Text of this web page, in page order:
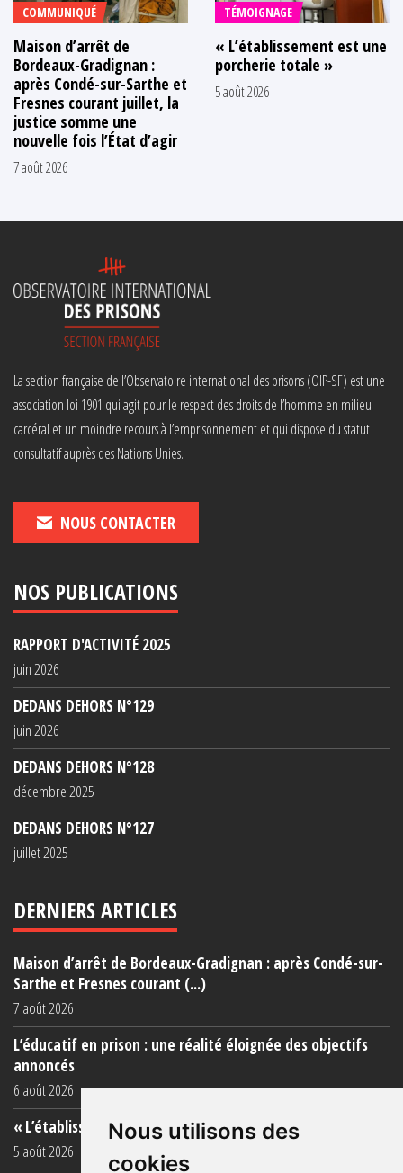
Nous utilisons des
cookies
COMMUNIQUÉ
Maison d’arrêt de
Bordeaux-Gradignan :
après Condé-sur-Sarthe et
Fresnes courant juillet, la
justice somme une
nouvelle fois l’État d’agir
7 août 2026
TÉMOIGNAGE
« L’établissement est une
porcherie totale »
5 août 2026
La section française de l’Observatoire international des prisons (OIP-SF) est une
association loi 1901 qui agit pour le respect des droits de l’homme en milieu
carcéral et un moindre recours à l’emprisonnement et qui dispose du statut
consultatif auprès des Nations Unies.
NOUS CONTACTER
NOS PUBLICATIONS
RAPPORT D'ACTIVITÉ 2025
juin 2026
DEDANS DEHORS N°129
juin 2026
DEDANS DEHORS N°128
décembre 2025
DEDANS DEHORS N°127
juillet 2025
DERNIERS ARTICLES
Maison d’arrêt de Bordeaux-Gradignan : après Condé-sur-
Sarthe et Fresnes courant (...)
7 août 2026
L’éducatif en prison : une réalité éloignée des objectifs
annoncés
6 août 2026
« L’établissement est une porcherie totale »
5 août 2026